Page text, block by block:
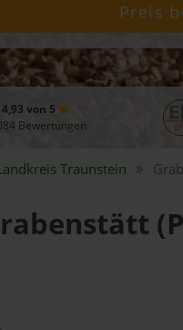
Preis
4,93 von 5
Bewertungen
Traunstein